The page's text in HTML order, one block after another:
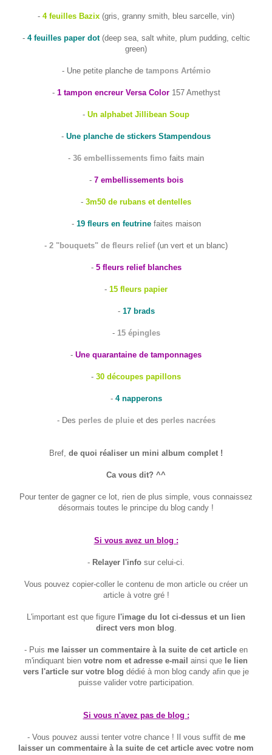
- 4 feuilles Bazix (gris, granny smith, bleu sarcelle, vin)
- 4 feuilles paper dot(deep sea, salt white, plum pudding, celtic
green)
- Une petite planche de tampons Artémio
- 1 tampon encreur Versa Color157 Amethyst
- Un alphabet Jillibean Soup
- Une planche de stickers Stampendous
- 36 embellissements fimo faits main
- 7 embellissements bois
- 3m50 de rubans et dentelles
- 19 fleurs en feutrinefaites maison
- 2 "bouquets" de fleurs relief(un vert et un blanc)
- 5 fleurs relief blanches
- 15 fleurs papier
- 17 brads
- 15 épingles
- Une quarantaine de tamponnages
- 30 découpes papillons
- 4 napperons
- Des perles de pluieet des perles nacrées
Bref, de quoi réaliser un mini album complet !
Ca vous dit? ^^
Pour tenter de gagner ce lot, rien de plus simple, vous connaissez
désormais toutes le principe du blog candy !
Si vous avez un blog :
- Relayer l'info sur celui-ci.
Vous pouvez copier-coller le contenu de mon article ou créer un
article à votre gré !
L'important est que figure l'image du lot ci-dessus et un lien
direct vers mon blog.
- Puis me laisser un commentaire à la suite de cet article en
m'indiquant bien votre nom et adresse e-mail ainsi que le lien
vers l'article sur votre blog dédié à mon blog candy afin que je
puisse valider votre participation.
Si vous n'avez pas de blog :
- Vous pouvez aussi tenter votre chance ! Il vous suffit de me
laisser un commentaire à la suite de cet article avec votre nom